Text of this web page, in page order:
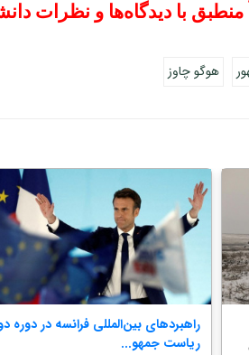
با دیدگاه‌ها و نظرات
هوگو چاوز
راهبردهای بین‌المللی فرانسه در دوره
ریاست جمهو...